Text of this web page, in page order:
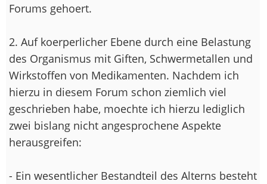
Forums gehoert.
2. Auf koerperlicher Ebene durch eine Belastung
des Organismus mit Giften, Schwermetallen und
Wirkstoffen von Medikamenten. Nachdem ich
hierzu in diesem Forum schon ziemlich viel
geschrieben habe, moechte ich hierzu lediglich
zwei bislang nicht angesprochene Aspekte
herausgreifen:
- Ein wesentlicher Bestandteil des Alterns besteht